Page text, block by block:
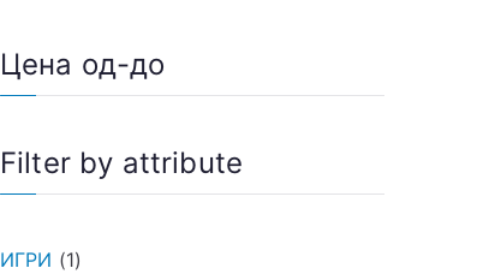
Цена од-до
Filter by attribute
ИГРИ
1